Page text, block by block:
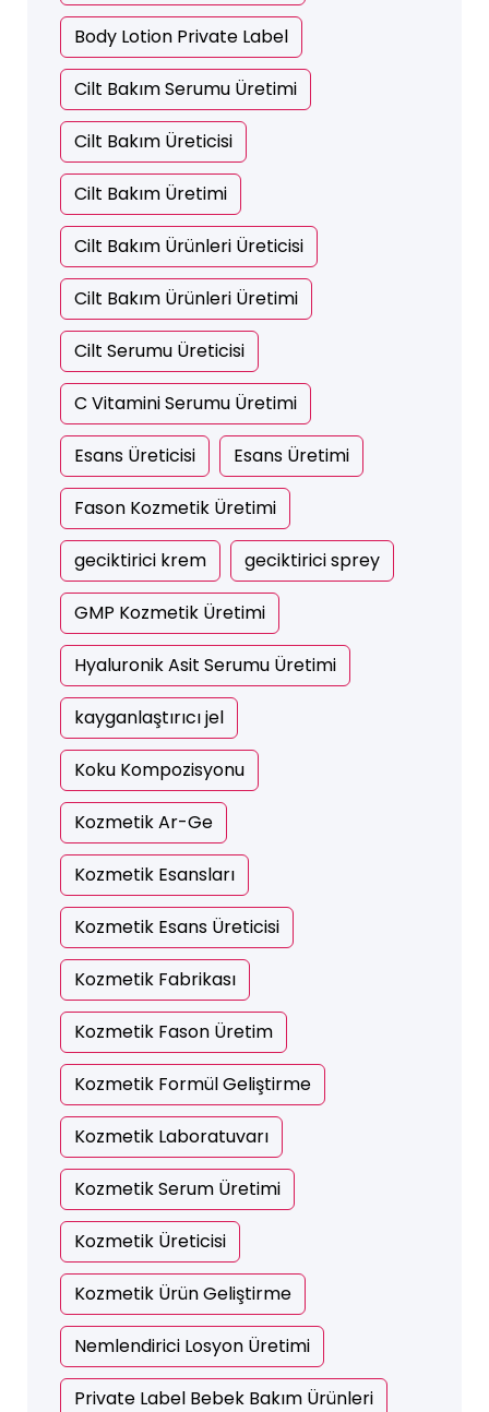
Body Lotion Private Label
Cilt Bakım Serumu Üretimi
Cilt Bakım Üreticisi
Cilt Bakım Üretimi
Cilt Bakım Ürünleri Üreticisi
Cilt Bakım Ürünleri Üretimi
Cilt Serumu Üreticisi
C Vitamini Serumu Üretimi
Esans Üreticisi Esans Üretimi
Fason Kozmetik Üretimi
geciktirici krem geciktirici sprey
GMP Kozmetik Üretimi
Hyaluronik Asit Serumu Üretimi
kayganlaştırıcı jel
Koku Kompozisyonu
Kozmetik Ar-Ge
Kozmetik Esansları
Kozmetik Esans Üreticisi
Kozmetik Fabrikası
Kozmetik Fason Üretim
Kozmetik Formül Geliştirme
Kozmetik Laboratuvarı
Kozmetik Serum Üretimi
Kozmetik Üreticisi
Kozmetik Ürün Geliştirme
Nemlendirici Losyon Üretimi
Private Label Bebek Bakım Ürünleri